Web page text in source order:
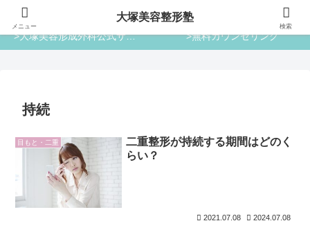
大塚美容整形塾
>大塚美容形成外科公式サイト >無料カウンセリング
持続
目もと・二重
二重整形が持続する期間はどのく
らい？
2021.07.08 2024.07.08
メニュー
大塚美容整形塾
検索